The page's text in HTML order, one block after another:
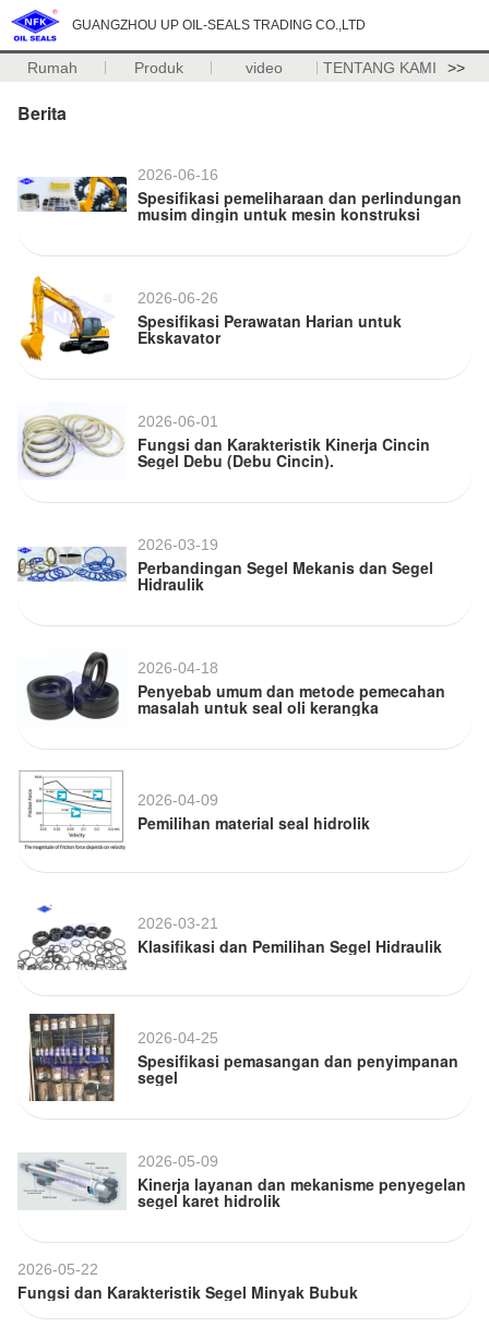
GUANGZHOU UP OIL-SEALS TRADING CO.,LTD
Rumah Produk video TENTANG KAMI >>
Berita
2026-06-16
Spesifikasi pemeliharaan dan perlindungan
musim dingin untuk mesin konstruksi
2026-06-26
Spesifikasi Perawatan Harian untuk
Ekskavator
2026-06-01
Fungsi dan Karakteristik Kinerja Cincin
Segel Debu (Debu Cincin).
2026-03-19
Perbandingan Segel Mekanis dan Segel
Hidraulik
2026-04-18
Penyebab umum dan metode pemecahan
masalah untuk seal oli kerangka
2026-04-09
Pemilihan material seal hidrolik
2026-03-21
Klasifikasi dan Pemilihan Segel Hidraulik
2026-04-25
Spesifikasi pemasangan dan penyimpanan
segel
2026-05-09
Kinerja layanan dan mekanisme penyegelan
segel karet hidrolik
2026-05-22
Fungsi dan Karakteristik Segel Minyak Bubuk